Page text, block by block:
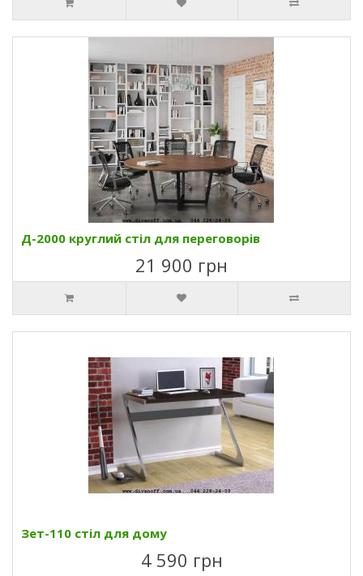
Д-2000 круглий стіл для переговорів
21 900 грн
Зет-110 стіл для дому
4 590 грн